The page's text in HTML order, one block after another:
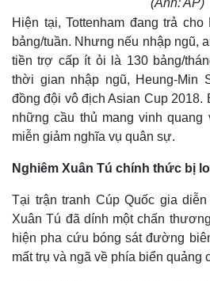
(Ảnh: AP)
Hiện tại, Tottenham đang trả cho
bảng/tuần. Nhưng nếu nhập ngũ,
tiền trợ cấp ít ỏi là 130 bảng/
thời gian nhập ngũ, Heung-Min
đồng đội vô địch Asian Cup 2018.
những cầu thủ mang vinh
miễn giảm nghĩa vụ quân sự.
Nghiêm Xuân Tú chính thức bị
Tại trận tranh Cúp Quốc gia
Xuân Tú đã dính một chấn
hiện pha cứu bóng sát đường
mất trụ và ngã về phía biển quảng